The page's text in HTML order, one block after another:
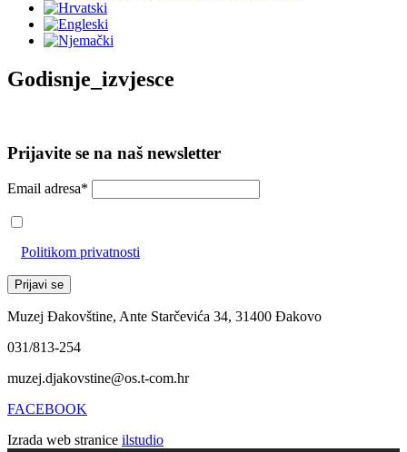
Godisnje_izvjesce
Prijavite se na naš newsletter
Email adresa*
Politikom privatnosti
Muzej Đakovštine, Ante Starčevića 34, 31400 Đakovo
031/813-254
muzej.djakovstine@os.t-com.hr
FACEBOOK
Izrada web stranice ilstudio